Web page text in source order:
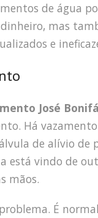
de água
mas
e
José
Há
de alívio de
está vindo de
mãos.
É